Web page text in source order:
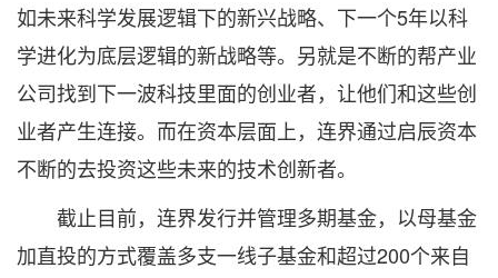
如未来科学发展逻辑下的新兴战略、下一个5年以科
学进化为底层逻辑的新战略等。另就是不断的帮产业
公司找到下一波科技里面的创业者，让他们和这些创
业者产生连接。而在资本层面上，连界通过启辰资本
不断的去投资这些未来的技术创新者。
截止目前，连界发行并管理多期基金，以母基金
加直投的方式覆盖多支一线子基金和超过200个来自